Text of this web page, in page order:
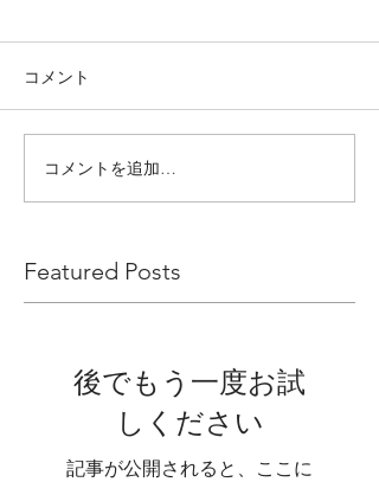
コメント
コメントを追加…
Featured Posts
後でもう一度お試
しください
記事が公開されると、ここに